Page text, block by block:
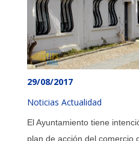
29/08/2017
Noticias Actualidad
El Ayuntamiento tiene
plan de acción del comercio